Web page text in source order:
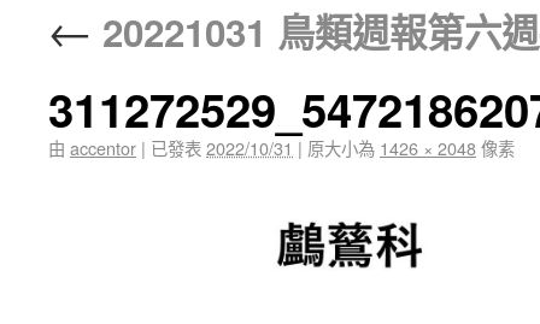
← 20221031 鳥類週報第六
由 accentor | 已發表2022/10/31 | 原大小為 1426 × 2048像素